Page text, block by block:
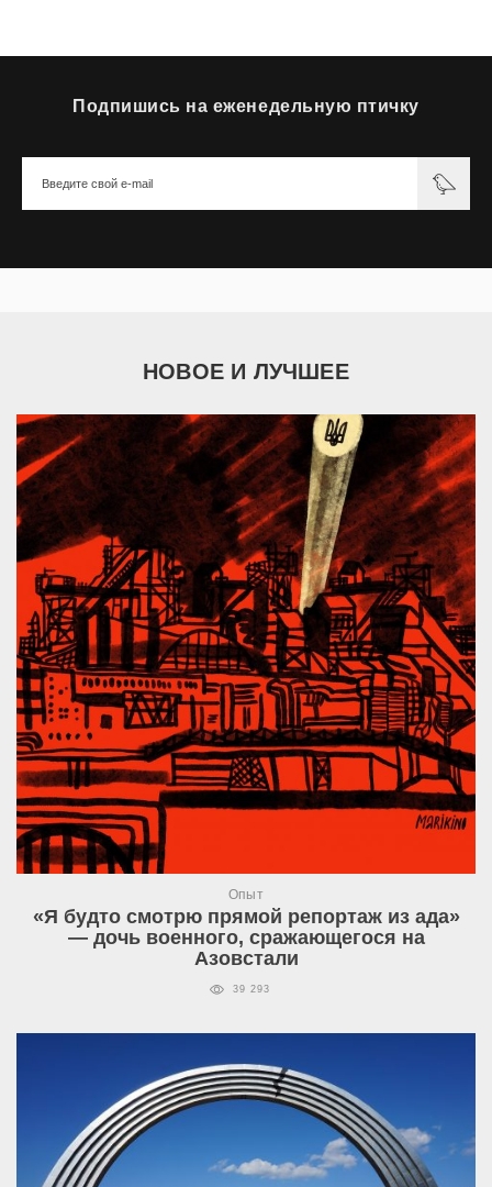
Подпишись на еженедельную птичку
НОВОЕ И ЛУЧШЕЕ
Опыт
«Я будто смотрю прямой репортаж из ада»
— дочь военного, сражающегося на
Азовстали
39 293